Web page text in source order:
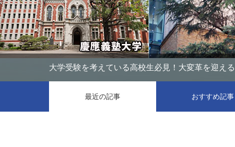
大学受験を考えている高校生必見！大変革を迎え
最近の記事 おすすめ記事